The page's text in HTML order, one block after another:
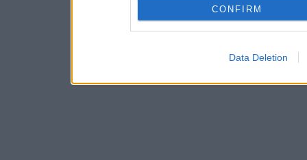
CONFIRM
Data Deletion